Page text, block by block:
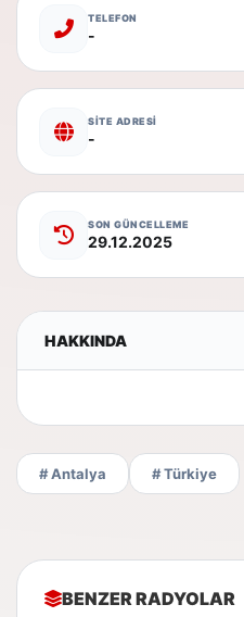
TELEFON
-
SİTE ADRESİ
-
SON GÜNCELLEME
29.12.2025
HAKKINDA
# Antalya # Türkiye
BENZER RADYOLAR